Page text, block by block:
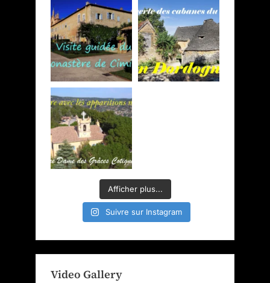
Afficher plus...
Suivre sur Instagram
Video Gallery